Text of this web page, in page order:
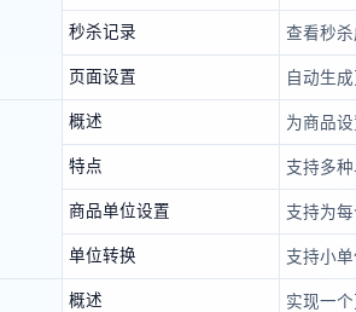
秒杀记录 查看秒
页面设置 自动生
概述 为商品
特点 支持多
商品单位设置 支持为
单位转换 支持小
概述 实现一